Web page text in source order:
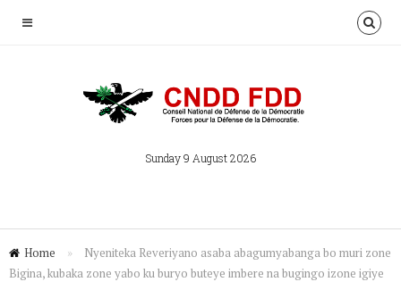
Sunday 9 August 2026
Home »
Nyeniteka Reveriyano asaba abagumyabanga bo muri zone
Bigina, kubaka zone yabo ku buryo buteye imbere na bugingo izone igiye